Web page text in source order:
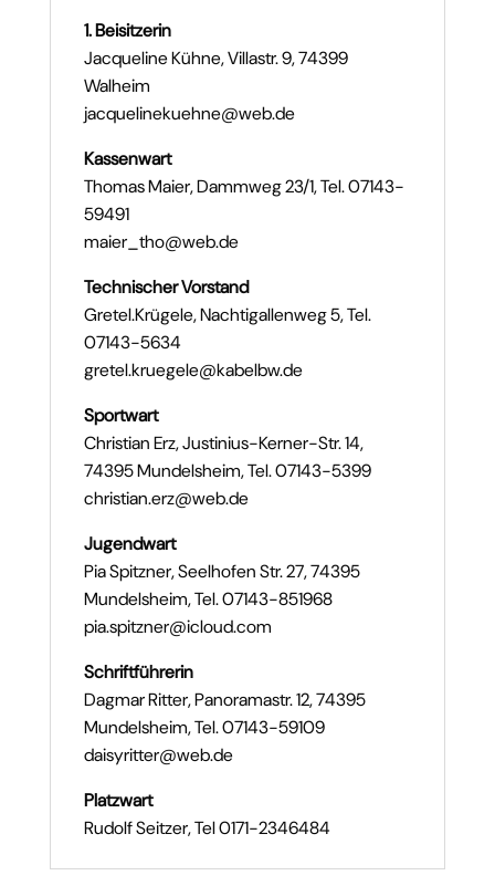
1. Beisitzerin
Jacqueline Kühne, Villastr. 9, 74399
Walheim
jacquelinekuehne@web.de
Kassenwart
Thomas Maier, Dammweg 23/1, Tel. 07143-
59491
maier_tho@web.de
Technischer Vorstand
Gretel.Krügele, Nachtigallenweg 5, Tel.
07143-5634
gretel.kruegele@kabelbw.de
Sportwart
Christian Erz, Justinius-Kerner-Str. 14,
74395 Mundelsheim, Tel. 07143-5399
christian.erz@web.de
Jugendwart
Pia Spitzner, Seelhofen Str. 27, 74395
Mundelsheim, Tel. 07143-851968
pia.spitzner@icloud.com
Schriftführerin
Dagmar Ritter, Panoramastr. 12, 74395
Mundelsheim, Tel. 07143-59109
daisyritter@web.de
Platzwart
Rudolf Seitzer, Tel 0171-2346484